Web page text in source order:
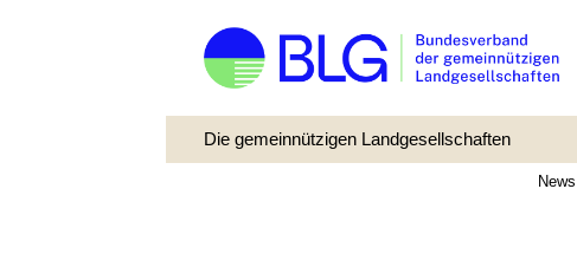
Die gemeinnützigen Landgesellschaften
News